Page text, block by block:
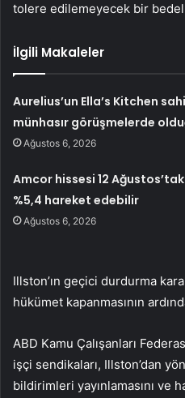
tolere edilemeyecek bir
İlgili Makaleler
Aurelius’un Ella’s Kitchen
münhasır görüşmelerde
Ağustos 6, 2026
Amcor hissesi 12
%5,4 hareket edebilir
Ağustos 6, 2026
Illston’ın geçici durdurma
hükümet kapanmasının
ABD Kamu Çalışanları
işçi sendikaları, Illston’dan
bildirimleri yayınlamasını ve